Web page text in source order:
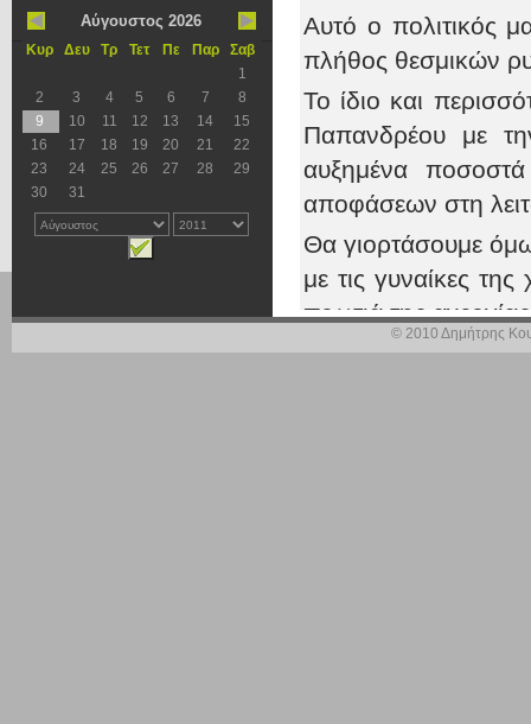
Αύγουστος 2026
Κυρ Δευ Τρ Τετ Πε Παρ
Σαβ
1
2
3 4 5 6 7
8
9
10 11 12 13 14
15
16
17 18 19 20 21
22
23
24 25 26 27 28
29
30
31
Αυτό ο πολιτικός
πλήθος θεσμικών
Το ίδιο και
Παπανδρέου με
αυξημένα
αποφάσεων στη
Θα γιορτάσουμε
με τις γυναίκες
πρωτιά της
Αυτό δείχνει πόσο
© 2010 Δημήτρης